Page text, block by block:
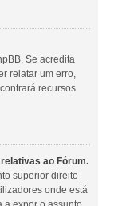
Se acredita
relatar um erro,
recursos
ao Fórum.
superior direito
onde está